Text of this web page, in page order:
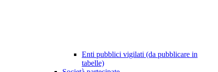
Enti pubblici vigilati (da pubblicare in
tabelle)